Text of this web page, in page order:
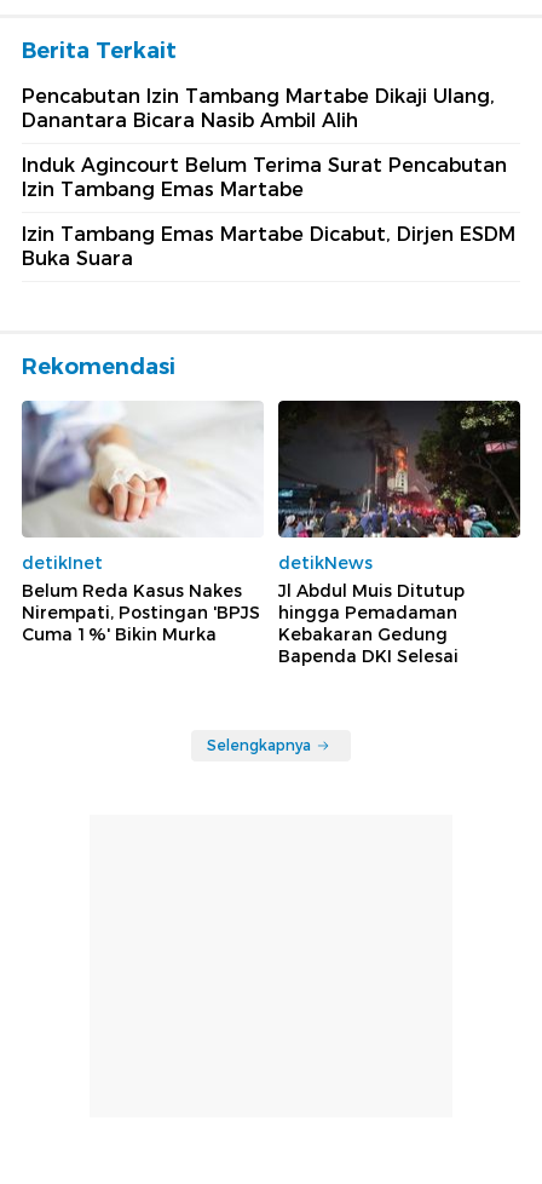
Berita Terkait
Pencabutan Izin Tambang Martabe Dikaji Ulang,
Danantara Bicara Nasib Ambil Alih
Induk Agincourt Belum Terima Surat Pencabutan
Izin Tambang Emas Martabe
Izin Tambang Emas Martabe Dicabut, Dirjen ESDM
Buka Suara
Rekomendasi
detikInet
Belum Reda Kasus Nakes
Nirempati, Postingan 'BPJS
Cuma 1%' Bikin Murka
detikNews
Jl Abdul Muis Ditutup
hingga Pemadaman
Kebakaran Gedung
Bapenda DKI Selesai
Selengkapnya